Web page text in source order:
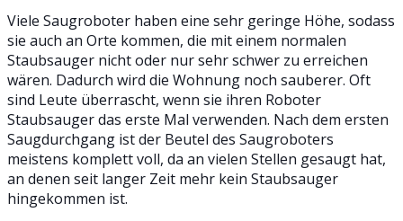
Viele Saugroboter haben eine sehr geringe Höhe, sodass
sie auch an Orte kommen, die mit einem normalen
Staubsauger nicht oder nur sehr schwer zu erreichen
wären. Dadurch wird die Wohnung noch sauberer. Oft
sind Leute überrascht, wenn sie ihren Roboter
Staubsauger das erste Mal verwenden. Nach dem ersten
Saugdurchgang ist der Beutel des Saugroboters
meistens komplett voll, da an vielen Stellen gesaugt hat,
an denen seit langer Zeit mehr kein Staubsauger
hingekommen ist.